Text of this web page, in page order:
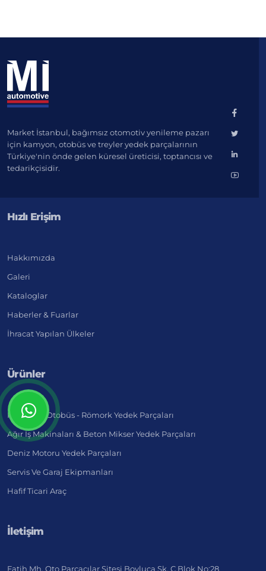
Market İstanbul, bağımsız otomotiv yenileme pazarı
için kamyon, otobüs ve treyler yedek parçalarının
Türkiye'nin önde gelen küresel üreticisi, toptancısı ve
tedarikçisidir.
Hızlı Erişim
Hakkımızda
Galeri
Kataloglar
Haberler & Fuarlar
İhracat Yapılan Ülkeler
Ürünler
Kamyon - Otobüs - Römork Yedek Parçaları
Ağır İş Makinaları & Beton Mikser Yedek Parçaları
Deniz Motoru Yedek Parçaları
Servis Ve Garaj Ekipmanları
Hafif Ticari Araç
İletişim
Fatih Mh. Oto Parçacılar Sitesi Boyluca Sk. C Blok No:28